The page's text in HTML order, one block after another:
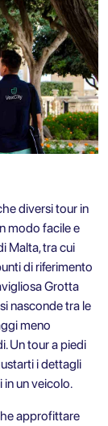
diversi tour in
modo facile e
Malta, tra cui
di riferimento
Grotta
nasconde tra le
meno
Un tour a piedi
i dettagli
un veicolo.
approfittare